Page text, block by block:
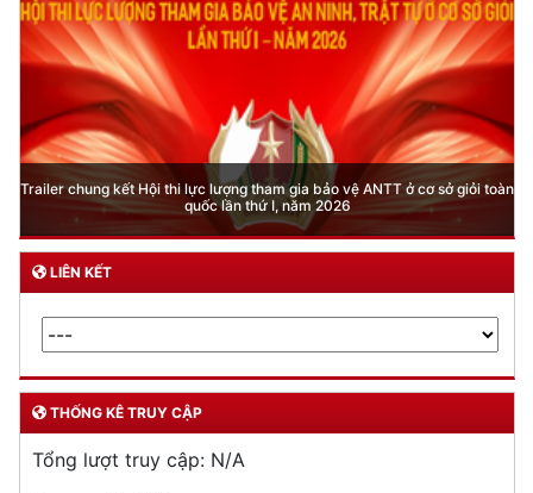
Trailer chung kết Hội thi lực lượng tham gia bảo vệ ANTT ở cơ sở giỏi toàn
quốc lần thứ I, năm 2026
LIÊN KẾT
THỐNG KÊ TRUY CẬP
Tổng lượt truy cập: N/A